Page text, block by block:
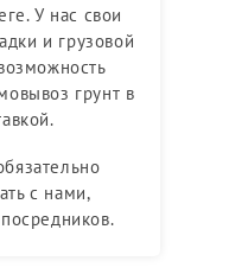
У нас свои
и грузовой
грунт в
с нами,